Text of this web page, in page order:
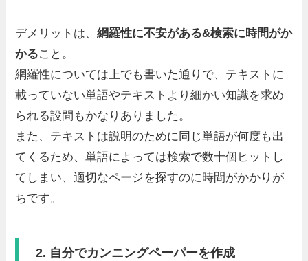
デメリットは、網羅性に不安がある&検索に時間がか
かること。
網羅性については上でも書いた通りで、テキストに
載っていない単語やテキストより細かい知識を求め
られる設問もかなりありました。
また、テキストは説明のために同じ単語が何度も出
てくるため、単語によっては検索で数十個ヒットし
てしまい、適切なページを探すのに時間がかかりが
ちです。
2. 自分でカンニングペーパーを作成